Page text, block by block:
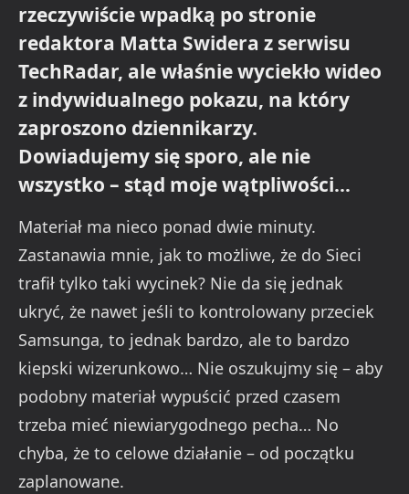
rzeczywiście wpadką po stronie
redaktora Matta Swidera z serwisu
TechRadar, ale właśnie wyciekło wideo
z indywidualnego pokazu, na który
zaproszono dziennikarzy.
Dowiadujemy się sporo, ale nie
wszystko – stąd moje wątpliwości…
Materiał ma nieco ponad dwie minuty.
Zastanawia mnie, jak to możliwe, że do Sieci
trafił tylko taki wycinek? Nie da się jednak
ukryć, że nawet jeśli to kontrolowany przeciek
Samsunga, to jednak bardzo, ale to bardzo
kiepski wizerunkowo… Nie oszukujmy się – aby
podobny materiał wypuścić przed czasem
trzeba mieć niewiarygodnego pecha… No
chyba, że to celowe działanie – od początku
zaplanowane.